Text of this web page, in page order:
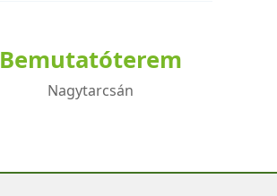
Bemutatóterem
Nagytarcsán